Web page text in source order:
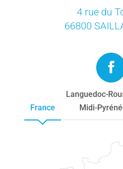
4 rue du
66800
France
Languedoc-
Midi-